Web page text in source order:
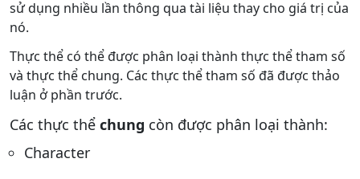
sử dụng nhiều lần thông qua tài liệu thay cho giá trị của
nó.
Thực thể có thể được phân loại thành thực thể tham số
và thực thể chung. Các thực thể tham số đã được thảo
luận ở phần trước.
Các thực thể chung còn được phân loại thành:
Character